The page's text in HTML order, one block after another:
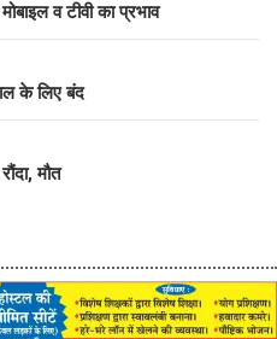
व टीवी का प्रभाव
के लिए बंद
मौत